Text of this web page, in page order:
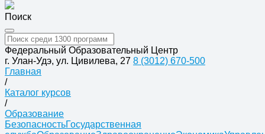
Поиск
Федеральный Образовательный Центр
г. Улан-Удэ, ул. Цивилева, 27 8 (3012) 670-500
Главная
/
Каталог курсов
/
Образование
БезопасностьГосударственная